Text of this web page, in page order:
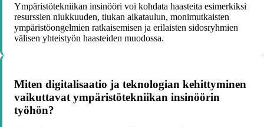
Ympäristötekniikan insinööri voi kohdata haasteita esimerkiksi
resurssien niukkuuden, tiukan aikataulun, monimutkaisten
ympäristöongelmien ratkaisemisen ja erilaisten sidosryhmien
välisen yhteistyön haasteiden muodossa.
Miten digitalisaatio ja teknologian kehittyminen
vaikuttavat ympäristötekniikan insinöörin
työhön?